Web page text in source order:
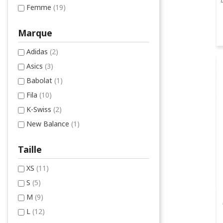
Femme (19)
Marque
Adidas (2)
Asics (3)
Babolat (1)
Fila (10)
K-Swiss (2)
New Balance (1)
Taille
XS (11)
S (5)
M (9)
L (12)